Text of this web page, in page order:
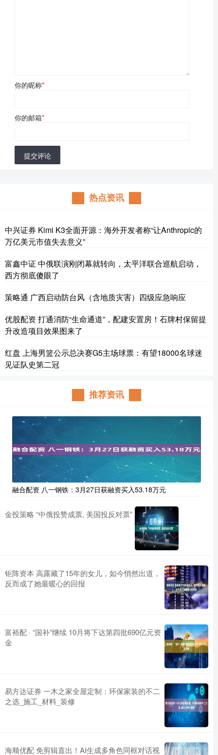
你的昵称*
你的邮箱*
提交评论
热点资讯
中兴证券 Kimi K3全面开源：海外开发者称“让Anthropic的
万亿美元市值失去意义”
富鑫中证 中俄联演刚闭幕就转向，太平洋联合巡航启动，
西方彻底傻眼了
策略通 广西启动防台风（含地质灾害）四级应急响应
优股配资 打通消防“生命通道”，配建安置房！石牌村保留提
升改造项目效果图来了
红盘 上海男篮公示总决赛G5主场球票：有望18000名球迷
见证队史第二冠
推荐资讯
融合配资 八一钢铁：3月27日获融资买入53.18万元
金投策略 “中俄投赞成票, 美国投反对票”
钜阵资本 高露藏了15年的女儿，如今悄然出道，
反而成了她最暖心的回报
富裕配 · “国补”继续 10月将下达第四批690亿元资
金
易方达证券 一木之家全屋定制：环保家装的不二
之选_施工_材料_装修
海顺优配 免剪辑直出！AI生成多角色同框对话视